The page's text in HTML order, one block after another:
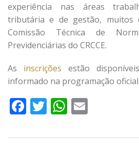
experiência nas áreas
tributária e de gestão, muitos
Comissão Técnica de
Previdenciárias do CRCCE.
As inscrições estão
informado na programação oficial.
Facebook
TwitterWhatsApp